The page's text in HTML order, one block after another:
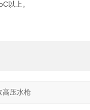
以上。